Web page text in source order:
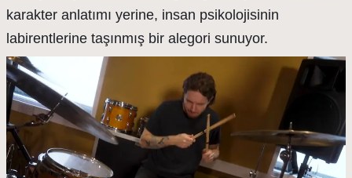
karakter anlatımı yerine, insan psikolojisinin
labirentlerine taşınmış bir alegori sunuyor.